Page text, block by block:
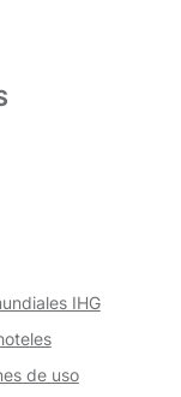
IHG
de uso